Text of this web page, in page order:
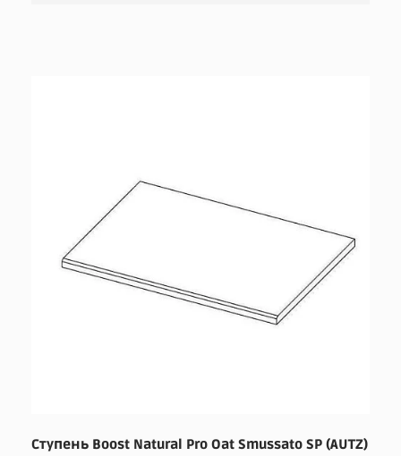
Ступень Boost Natural Pro Oat Smussato SP (AUTZ)